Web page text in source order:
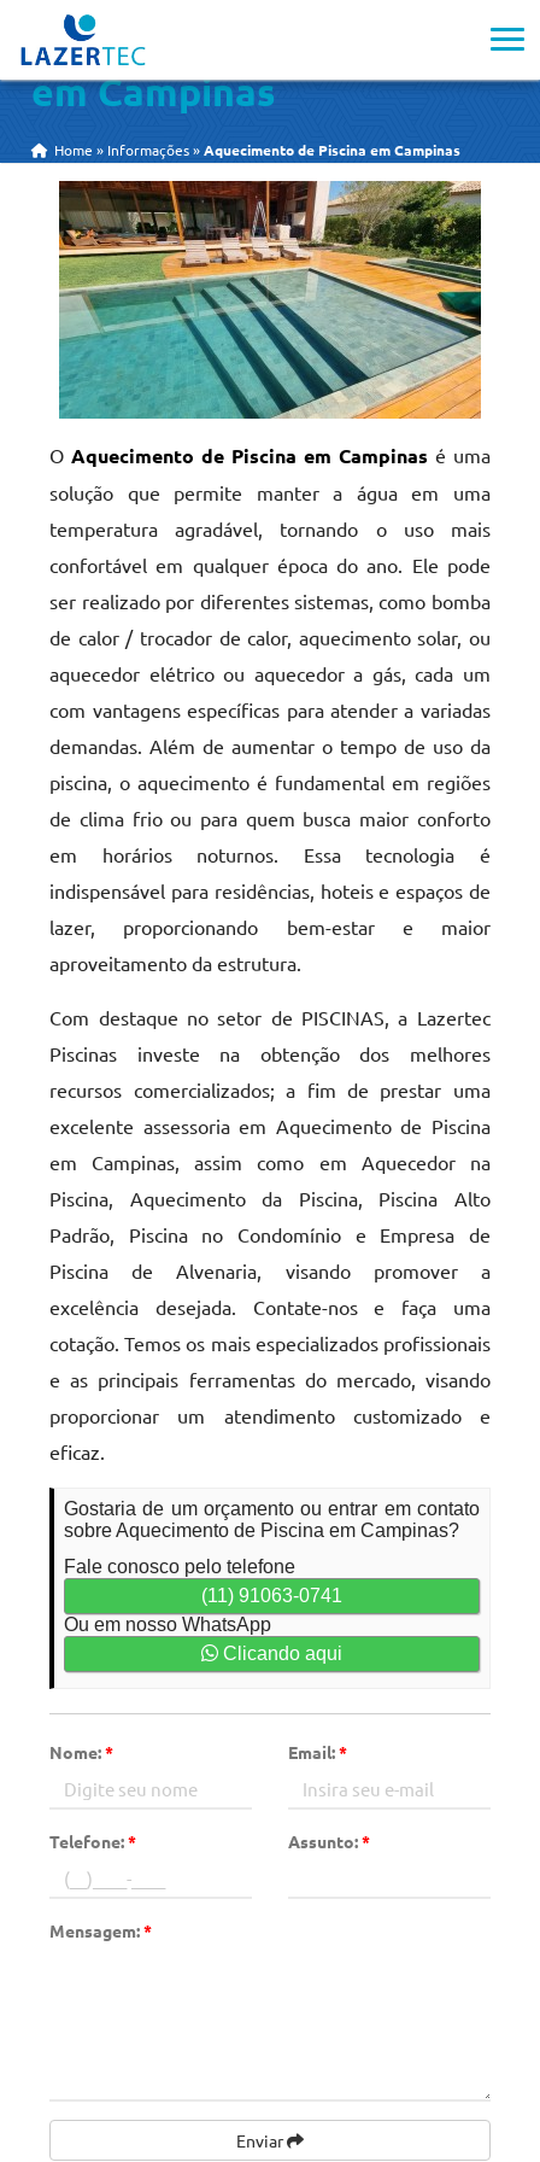
Aquecimento de Piscina
em Campinas
Home » Informações »Aquecimento de Piscina em Campinas
OAquecimento de Piscina em Campinas é uma
solução que permite manter a água em uma
temperatura agradável, tornando o uso mais
confortável em qualquer época do ano. Ele pode
ser realizado por diferentes sistemas, como bomba
de calor / trocador de calor, aquecimento solar, ou
aquecedor elétrico ou aquecedor a gás, cada um
com vantagens específicas para atender a variadas
demandas. Além de aumentar o tempo de uso da
piscina, o aquecimento é fundamental em regiões
de clima frio ou para quem busca maior conforto
em horários noturnos. Essa tecnologia é
indispensável para residências, hoteis e espaços de
lazer, proporcionando bem-estar e maior
aproveitamento da estrutura.
Com destaque no setor de PISCINAS, a Lazertec
Piscinas investe na obtenção dos melhores
recursos comercializados; a fim de prestar uma
excelente assessoria em Aquecimento de Piscina
em Campinas, assim como em Aquecedor na
Piscina, Aquecimento da Piscina, Piscina Alto
Padrão, Piscina no Condomínio e Empresa de
Piscina de Alvenaria, visando promover a
excelência desejada. Contate-nos e faça uma
cotação. Temos os mais especializados profissionais
e as principais ferramentas do mercado, visando
proporcionar um atendimento customizado e
eficaz.
Gostaria de um orçamento ou entrar em contato
sobre Aquecimento de Piscina em Campinas?
Fale conosco pelo telefone
(11) 91063-0741
Ou em nosso WhatsApp
Clicando aqui
Nome:* Email:*
Telefone:* Assunto:*
Mensagem:*
Enviar